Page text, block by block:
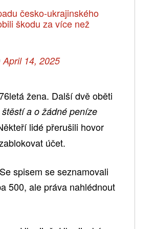
česko-ukrajinského
škodu za více než
April 14, 2025
žena. Další dvě oběti
a o žádné peníze
lidé přerušili hovor
účet.
spisem se seznamovali
500, ale práva nahlédnout